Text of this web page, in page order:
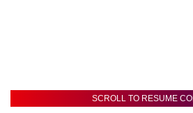
SCROLL TO RESUME